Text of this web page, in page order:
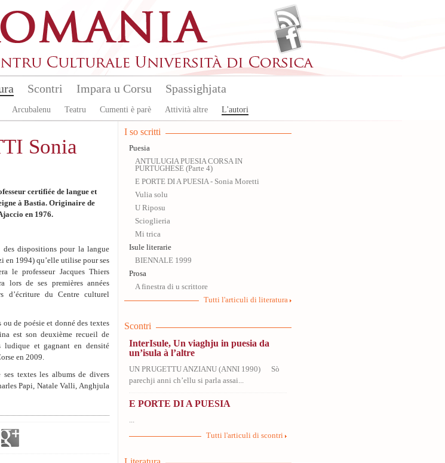
Arcubalenu Teatru Cumenti è parè Attività altre L'autori
Scontri Impara u Corsu Spassighjata
Sonia
certifiée de langue et
à Bastia. Originaire de
en 1976.
dispositions pour la langue
en 1994) qu’elle utilise pour ses
le professeur Jacques Thiers
lors de ses premières années
d’écriture du Centre culturel
de poésie et donné des textes
est son deuxième recueil de
ludique et gagnant en densité
en 2009.
textes les albums de divers
Papi, Natale Valli, Anghjula
I so scritti
Puesia
ANTULUGIA PUESIA CORSA IN
PURTUGHESE (Parte 4)
E PORTE DI A PUESIA - Sonia Moretti
Vulia solu
U Riposu
Scioglieria
Mi trica
Isule literarie
BIENNALE 1999
Prosa
A finestra di u scrittore
Tutti l'articuli di literatura
Scontri
InterIsule, Un viaghju in puesia da
un’isula à l’altre
UN PRUGETTU ANZIANU (ANNI 1990) Sò
parechji anni ch’ellu si parla assai...
E PORTE DI A PUESIA
...
Tutti l'articuli di scontri